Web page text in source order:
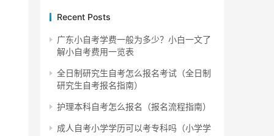
Recent Posts
广东小自考学费一般为多少？小白一文了
解小自考费用一览表
全日制研究生自考怎么报名考试（全日制
研究生自考报名指南）
护理本科自考怎么报名（报名流程指南）
成人自考小学学历可以考专科吗（小学学